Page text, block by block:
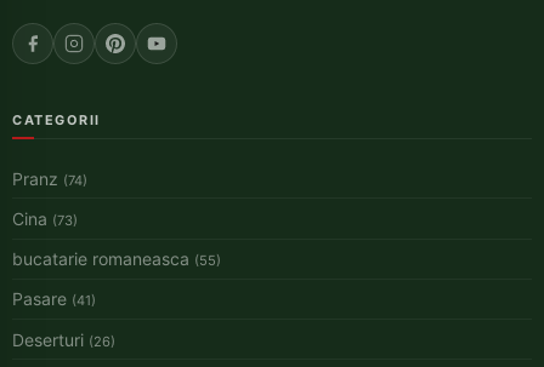
CATEGORII
Pranz (74)
Cina (73)
bucatarie romaneasca (55)
Pasare (41)
Deserturi (26)